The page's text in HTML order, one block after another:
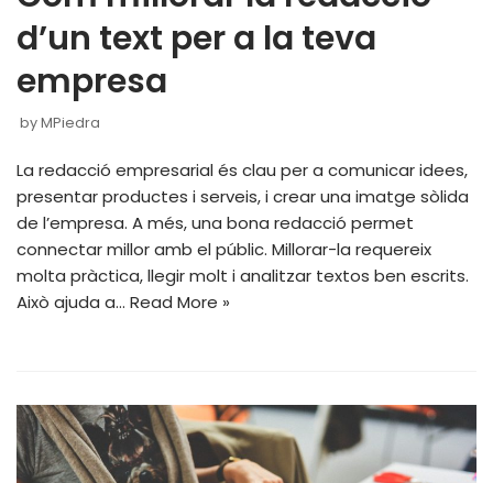
d’un text per a la teva
empresa
byMPiedra
La redacció empresarial és clau per a comunicar idees,
presentar productes i serveis, i crear una imatge sòlida
de l’empresa. A més, una bona redacció permet
connectar millor amb el públic. Millorar-la requereix
molta pràctica, llegir molt i analitzar textos ben escrits.
Això ajuda a… Read More »